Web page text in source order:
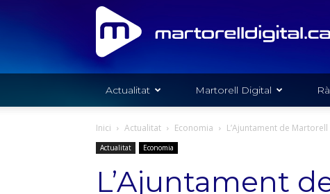
Web
de
notícies
de
l'Ajuntament
Martorell
Actualitat Martorell Digital
Inici Actualitat Economia L’Ajuntament de
Actualitat Economia
L’Ajuntament